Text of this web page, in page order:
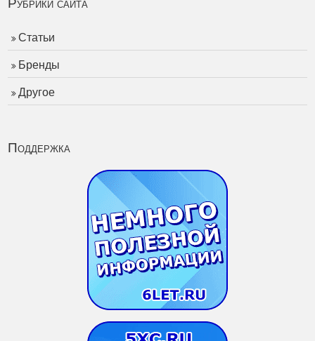
Рубрики сайта
Статьи
Бренды
Другое
Поддержка